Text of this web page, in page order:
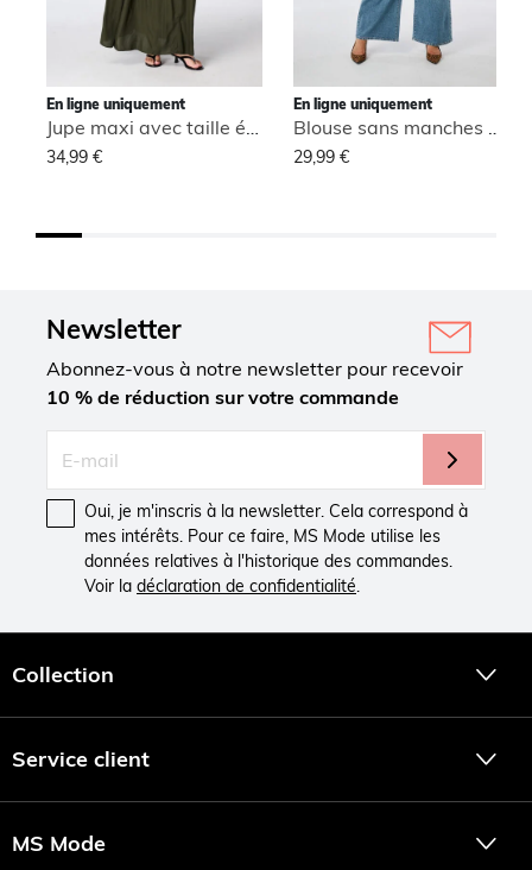
En ligne uniquement
34,99 €
En ligne uniquement
29,99 €
Newsletter
Abonnez-vous à notre newsletter pour recevoir
10 % de réduction sur votre commande
Oui, je m'inscris à la newsletter. Cela correspond à
mes intérêts. Pour ce faire, MS Mode utilise les
données relatives à l'historique des commandes.
Voir la déclaration de confidentialité.
Collection
Service client
MS Mode